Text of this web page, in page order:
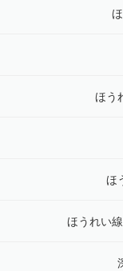
ほう
ほ
ほうれい